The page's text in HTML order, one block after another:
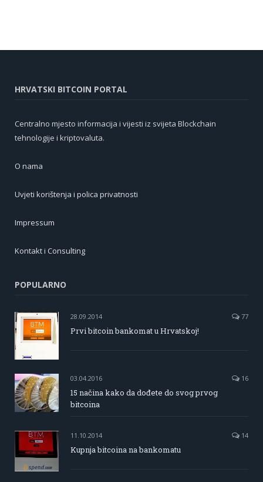
HRVATSKI BITCOIN PORTAL
Centralno mjesto informacija i vijesti iz svijeta Blockchain
tehnologije i kriptovaluta.
O nama
Uvjeti korištenja i polica privatnosti
Impressum
Kontakt i Consulting
POPULARNO
28.09.2014 77
Prvi bitcoin bankomat u Hrvatskoj!
03.04.2016 16
15 načina kako da dođete do svog prvog
bitcoina
11.10.2014 14
Kupnja bitcoina na bankomatu